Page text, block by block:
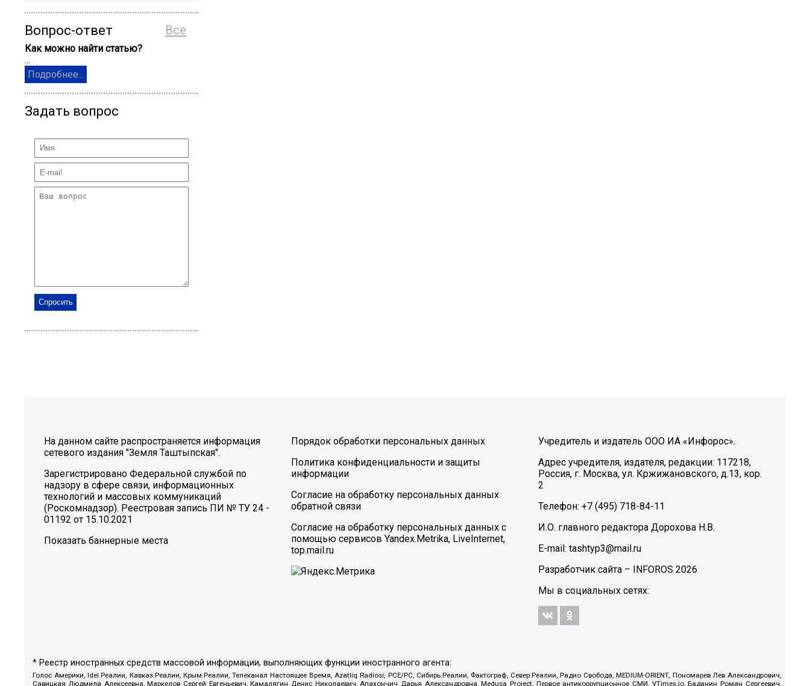
Все
Вопрос-ответ
Как можно найти статью?
...
Подробнее...
Задать вопрос
На данном сайте распространяется информация
сетевого издания "Земля Таштыпская".
Зарегистрировано Федеральной службой по
надзору в сфере связи, информационных
технологий и массовых коммуникаций
(Роскомнадзор). Реестровая запись ПИ № ТУ 24 -
01192 от 15.10.2021
Показать баннерные места
Порядок обработки персональных данных
Политика конфиденциальности и защиты
информации
Согласие на обработку персональных данных
обратной связи
Согласие на обработку персональных данных с
помощью сервисов Yandex.Metrika, LiveInternet,
top.mail.ru
Учредитель и издатель ООО ИА «Инфорос».
Адрес учредителя, издателя, редакции: 117218,
Россия, г. Москва, ул. Кржижановского, д.13, кор.
2
Телефон: +7 (495) 718-84-11
И.О. главного редактора Дорохова Н.В.
E-mail: tashtyp3@mail.ru
Разработчик сайта – INFOROS 2026
Мы в социальных сетях:
* Реестр иностранных средств массовой информации, выполняющих функции иностранного агента:
Голос Америки, Idel.Реалии, Кавказ.Реалии, Крым.Реалии, Телеканал Настоящее Время, Azatliq Radiosi, PCE/PC, Сибирь.Реалии, Фактограф, Север.Реалии, Радио Свобода, MEDIUM-ORIENT, Пономарев Лев Александрович,
Савицкая Людмила Алексеевна, Маркелов Сергей Евгеньевич, Камалягин Денис Николаевич, Апахончич Дарья Александровна, Medusa Project, Первое антикоррупционное СМИ, VTimes.io, Баданин Роман Сергеевич,